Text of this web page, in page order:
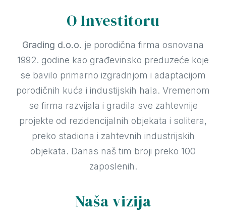
O Investitoru
Grading d.o.o. je porodična firma osnovana
1992. godine kao građevinsko preduzeće koje
se bavilo primarno izgradnjom i adaptacijom
porodičnih kuća i industijskih hala. Vremenom
se firma razvijala i gradila sve zahtevnije
projekte od rezidencijalnih objekata i solitera,
preko stadiona i zahtevnih industrijskih
objekata. Danas naš tim broji preko 100
zaposlenih.
Naša vizija